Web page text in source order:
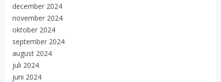
december 2024
november 2024
oktober 2024
september 2024
august 2024
juli 2024
juni 2024